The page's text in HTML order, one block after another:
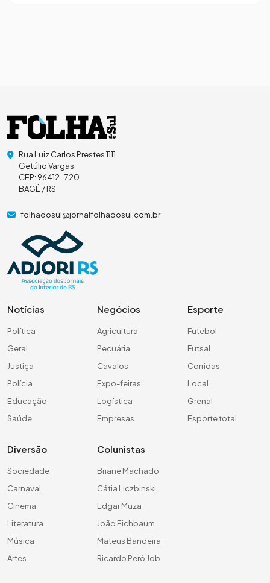
Rua Luiz Carlos Prestes 1111
Getúlio Vargas
CEP: 96412-720
BAGÉ / RS
folhadosul@jornalfolhadosul.com.br
Notícias
Política
Geral
Justiça
Polícia
Educação
Saúde
Negócios
Agricultura
Pecuária
Cavalos
Expo-feiras
Logística
Empresas
Esporte
Futebol
Futsal
Corridas
Local
Grenal
Esporte total
Diversão
Sociedade
Carnaval
Cinema
Literatura
Música
Artes
Colunistas
Briane Machado
Cátia Liczbinski
Edgar Muza
João Eichbaum
Mateus Bandeira
Ricardo Peró Job